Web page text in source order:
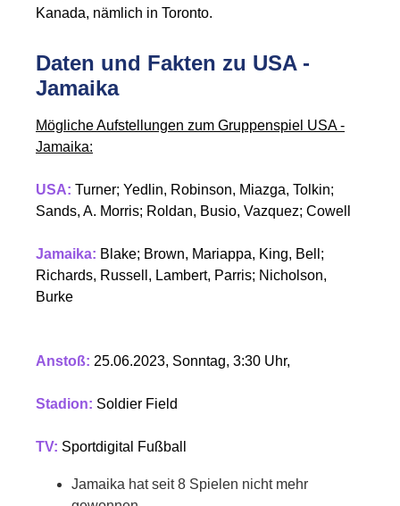
Kanada, nämlich in Toronto.
Daten und Fakten zu USA -
Jamaika
Mögliche Aufstellungen zum Gruppenspiel USA -
Jamaika:
USA: Turner; Yedlin, Robinson, Miazga, Tolkin;
Sands, A. Morris; Roldan, Busio, Vazquez; Cowell
Jamaika: Blake; Brown, Mariappa, King, Bell;
Richards, Russell, Lambert, Parris; Nicholson,
Burke
Anstoß: 25.06.2023, Sonntag, 3:30 Uhr,
Stadion: Soldier Field
TV: Sportdigital Fußball
Jamaika hat seit 8 Spielen nicht mehr